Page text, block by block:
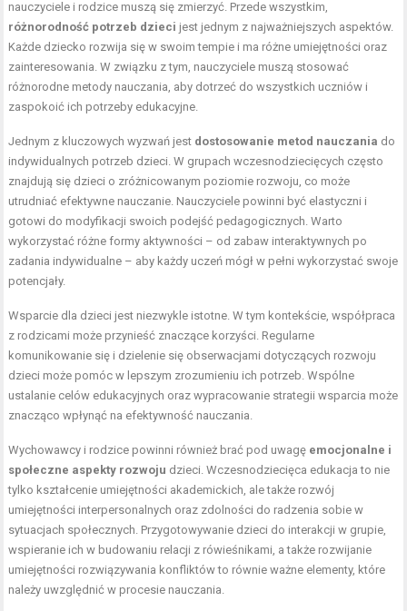
nauczyciele i rodzice muszą się zmierzyć. Przede wszystkim,
różnorodność potrzeb dzieci jest jednym z najważniejszych aspektów.
Każde dziecko rozwija się w swoim tempie i ma różne umiejętności oraz
zainteresowania. W związku z tym, nauczyciele muszą stosować
różnorodne metody nauczania, aby dotrzeć do wszystkich uczniów i
zaspokoić ich potrzeby edukacyjne.
Jednym z kluczowych wyzwań jest dostosowanie metod nauczania do
indywidualnych potrzeb dzieci. W grupach wczesnodziecięcych często
znajdują się dzieci o zróżnicowanym poziomie rozwoju, co może
utrudniać efektywne nauczanie. Nauczyciele powinni być elastyczni i
gotowi do modyfikacji swoich podejść pedagogicznych. Warto
wykorzystać różne formy aktywności – od zabaw interaktywnych po
zadania indywidualne – aby każdy uczeń mógł w pełni wykorzystać swoje
potencjały.
Wsparcie dla dzieci jest niezwykle istotne. W tym kontekście, współpraca
z rodzicami może przynieść znaczące korzyści. Regularne
komunikowanie się i dzielenie się obserwacjami dotyczących rozwoju
dzieci może pomóc w lepszym zrozumieniu ich potrzeb. Wspólne
ustalanie celów edukacyjnych oraz wypracowanie strategii wsparcia może
znacząco wpłynąć na efektywność nauczania.
Wychowawcy i rodzice powinni również brać pod uwagę emocjonalne i
społeczne aspekty rozwoju dzieci. Wczesnodziecięca edukacja to nie
tylko kształcenie umiejętności akademickich, ale także rozwój
umiejętności interpersonalnych oraz zdolności do radzenia sobie w
sytuacjach społecznych. Przygotowywanie dzieci do interakcji w grupie,
wspieranie ich w budowaniu relacji z rówieśnikami, a także rozwijanie
umiejętności rozwiązywania konfliktów to równie ważne elementy, które
należy uwzględnić w procesie nauczania.